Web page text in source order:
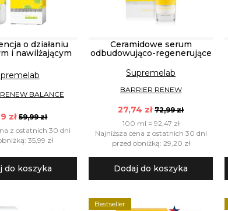
o działaniu
i nawilżającym
BALANCE
zł 59,99 zł
z ostatnich 30 dni
35,99 zł
do koszyka
Ceramidowe serum
odbudowująco-regenerujące
Supremelab
BARRIER RENEW
27,74 zł 72,99 zł
100 ml = 92,47 zł
Najniższa cena z ostatnich 30 dni
przed obniżką: 29,20 zł
Dodaj do koszyka
Bestseller